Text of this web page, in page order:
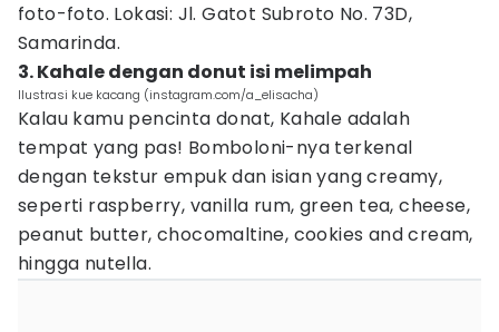
foto-foto. Lokasi: Jl. Gatot Subroto No. 73D,
Samarinda.
3. Kahale dengan donut isi melimpah
Ilustrasi kue kacang (instagram.com/a_elisacha)
Kalau kamu pencinta donat, Kahale adalah
tempat yang pas! Bomboloni-nya terkenal
dengan tekstur empuk dan isian yang creamy,
seperti raspberry, vanilla rum, green tea, cheese,
peanut butter, chocomaltine, cookies and cream,
hingga nutella.